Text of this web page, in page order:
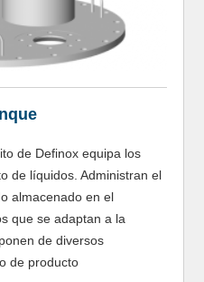
de Definox equipa los
de líquidos. Administran el
almacenado en el
que se adaptan a la
de diversos
de producto